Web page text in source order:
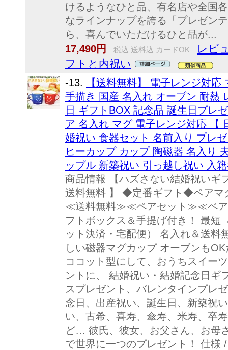
けるようなひと品、有名店や全国
なラインナップを誇る「プレゼン
ら、喜んでいただけるひと品が...
17,490円
税込 送料込 カードOK
レビ
フトと内祝い
-13.
【送料無料】 電子レンジ対
手描き 国産 名入れ オーブン 耐熱
日 ギフトBOX 記念品 誕生日プレ
ア 名入れ マグ 電子レンジ対応 【
婚祝い 食器セット 名前入り プレ
ヒーカップ カップ 陶磁器 名入り
ップル 新築祝い 引っ越し祝い 入
商品情報 【ハズさない結婚祝いギ
送料無料 】 ◆定番ギフト◆ペアマ
≪送料無料≫≪ペアセット≫≪ペア
フトボックス＆手提げ付き！ 最
ット決済・宅配便） 名入れ＆送料
しい磁器マグカップ オーブンも
ココット型にして、おうちスイー
ントに、 結婚祝い・結婚記念日ギ
スプレゼント、バレンタインプレ
念日、出産祝い、誕生日、新築祝
い、古希、喜寿、傘寿、米寿、卒
ど… 彼氏、彼女、お父さん、お母
で世界に一つのプレゼント！ 仕様